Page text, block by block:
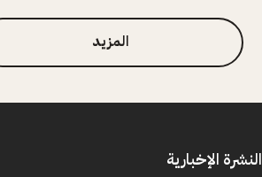
المزيد
النشرة الإخبارية